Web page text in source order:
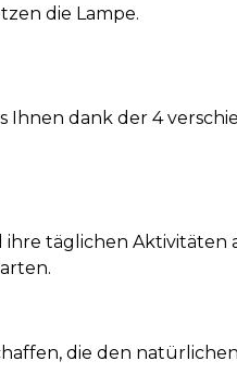
die Lampe.
Ihnen dank der 4
täglichen Aktivitäten
die den